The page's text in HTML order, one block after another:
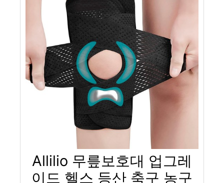
Allilio 무릎보호대 업그레
이드 헬스 등산 축구 농구